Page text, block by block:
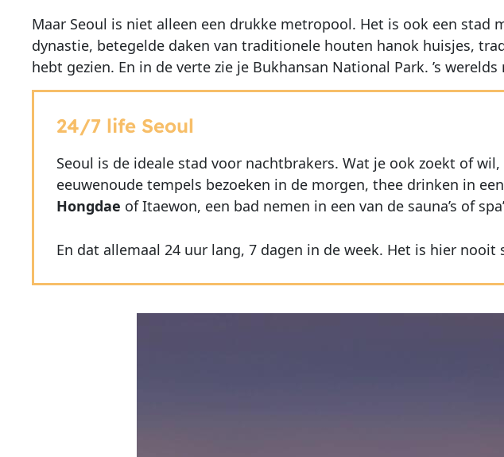
Maar Seoul is niet alleen een drukke metropool. Het is ook een stad
dynastie, betegelde daken van traditionele houten hanok huisjes,
hebt gezien. En in de verte zie je Bukhansan National Park. ’s
24/7 life Seoul
Seoul is de ideale stad voor nachtbrakers. Wat je ook zoekt of
eeuwenoude tempels bezoeken in de morgen, thee drinken in een
Hongdae of Itaewon, een bad nemen in een van de sauna’s of
En dat allemaal 24 uur lang, 7 dagen in de week. Het is hier nooit